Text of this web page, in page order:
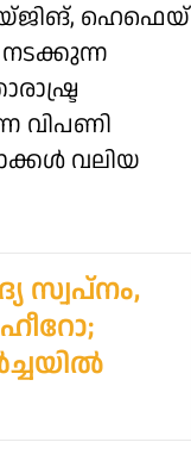
ഹെഫെയ്
വിപണി
വലിയ
സ്വപ്‌നം,